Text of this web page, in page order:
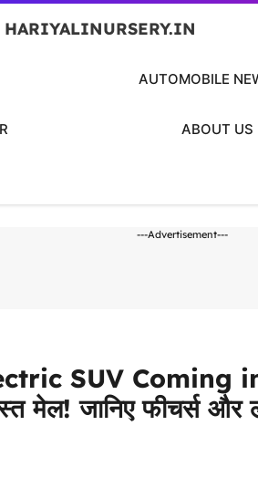
HARIYALINURSERY.IN
AUTOMOBILE
ABOUT US
---Advertisement---
SUV Coming
मेल! जानिए फीचर्स और